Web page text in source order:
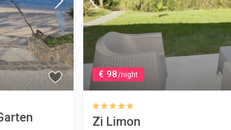
€ 98/night
Zi Limon